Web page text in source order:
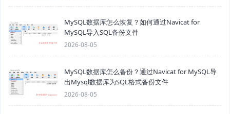
MySQL数据库怎么恢复？如何通过Navicat for
MySQL导入SQL备份文件
2026-08-05
MySQL数据库怎么备份？通过Navicat for MySQL导
出Mysql数据库为SQL格式备份文件
2026-08-05